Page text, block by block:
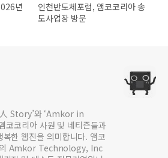
년
인천반도체포럼, 앰코코리아 송
도사업장 방문
Story’와 ‘Amkor in
코코리아 사원 및 네티즌들과
한 웹진을 의미합니다. 앰코
의 Amkor Technology, Inc